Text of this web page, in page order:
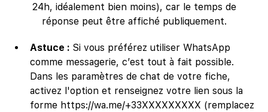
24h, idéalement bien moins), car le temps de
réponse peut être affiché publiquement.
Astuce : Si vous préférez utiliser WhatsApp
comme messagerie, c’est tout à fait possible.
Dans les paramètres de chat de votre fiche,
activez l'option et renseignez votre lien sous la
forme https://wa.me/+33XXXXXXXXX (remplacez